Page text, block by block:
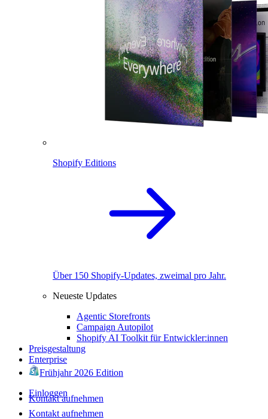
Shopify Editions
Über 150 Shopify-Updates, zweimal pro Jahr.
Neueste Updates
Agentic Storefronts
Campaign Autopilot
Shopify AI Toolkit für Entwickler:innen
Preisgestaltung
Enterprise
Frühjahr 2026 Edition
Einloggen
Kontakt aufnehmen
Kontakt aufnehmen